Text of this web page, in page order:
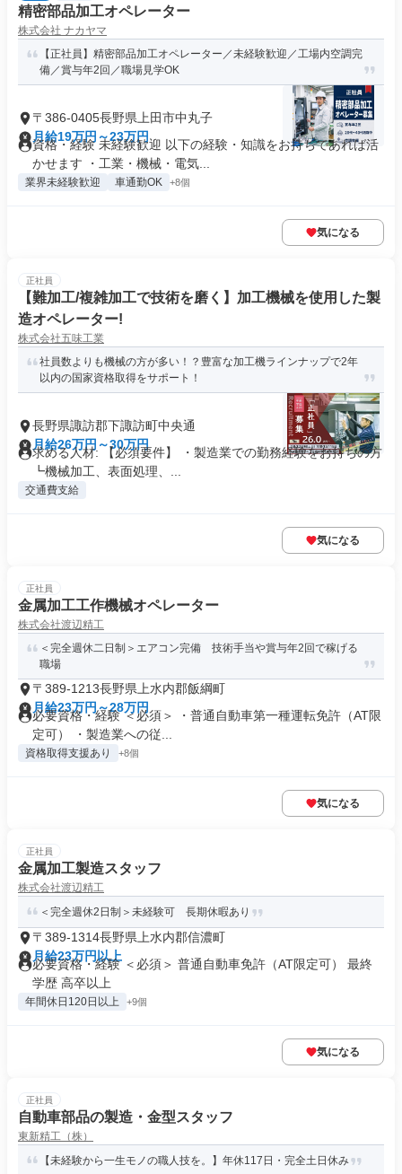
精密部品加工オペレーター
株式会社 ナカヤマ
【正社員】精密部品加工オペレーター／未経験歓迎／工場内空調完
備／賞与年2回／職場見学OK
〒386-0405長野県上田市中丸子
月給19万円～23万円
資格・経験 未経験歓迎 以下の経験・知識をお持ちであれば活
かせます ・工業・機械・電気...
業界未経験歓迎 車通勤OK +8個
気になる
正社員
【難加工/複雑加工で技術を磨く】加工機械を使用した製
造オペレーター!
株式会社五味工業
社員数よりも機械の方が多い！？豊富な加工機ラインナップで2年
以内の国家資格取得をサポート！
長野県諏訪郡下諏訪町中央通
月給26万円～30万円
求める人材: 【必須要件】 ・製造業での勤務経験をお持ちの方
┗機械加工、表面処理、...
交通費支給
気になる
正社員
金属加工工作機械オペレーター
株式会社渡辺精工
＜完全週休二日制＞エアコン完備 技術手当や賞与年2回で稼げる
職場
〒389-1213長野県上水内郡飯綱町
月給23万円～28万円
必要資格・経験 ＜必須＞ ・普通自動車第一種運転免許（AT限
定可） ・製造業への従...
資格取得支援あり +8個
気になる
正社員
金属加工製造スタッフ
株式会社渡辺精工
＜完全週休2日制＞未経験可 長期休暇あり
〒389-1314長野県上水内郡信濃町
月給23万円以上
必要資格・経験 ＜必須＞ 普通自動車免許（AT限定可） 最終
学歴 高卒以上
年間休日120日以上 +9個
気になる
正社員
自動車部品の製造・金型スタッフ
東新精工（株）
【未経験から一生モノの職人技を。】年休117日・完全土日休み